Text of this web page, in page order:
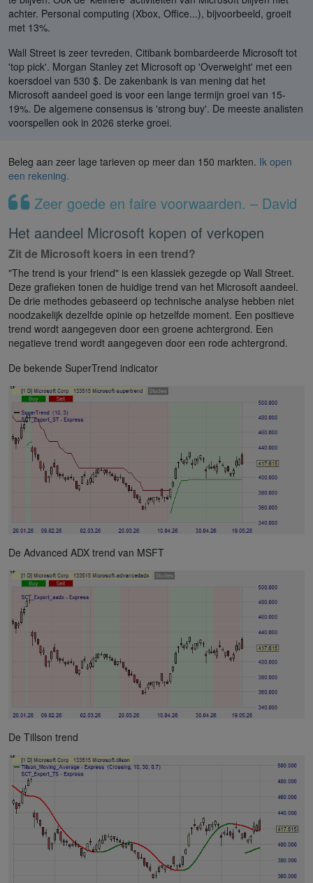
achter. Personal computing (Xbox, Office...), bijvoorbeeld, groeit
met 13%.
Wall Street is zeer tevreden. Citibank bombardeerde Microsoft tot
'top pick'. Morgan Stanley zet Microsoft op 'Overweight' met een
koersdoel van 530 $. De zakenbank is van mening dat het
Microsoft aandeel goed is voor een lange termijn groei van 15-
19%. De algemene consensus is 'strong buy'. De meeste analisten
voorspellen ook in 2026 sterke groei.
Beleg aan zeer lage tarieven op meer dan 150 markten. Ik open
een rekening.
Zeer goede en faire voorwaarden. – David
Het aandeel Microsoft kopen of verkopen
Zit de Microsoft koers in een trend?
"The trend is your friend" is een klassiek gezegde op Wall Street.
Deze grafieken tonen de huidige trend van het Microsoft aandeel.
De drie methodes gebaseerd op technische analyse hebben niet
noodzakelijk dezelfde opinie op hetzelfde moment. Een positieve
trend wordt aangegeven door een groene achtergrond. Een
negatieve trend wordt aangegeven door een rode achtergrond.
De bekende SuperTrend indicator
De Advanced ADX trend van MSFT
De Tillson trend